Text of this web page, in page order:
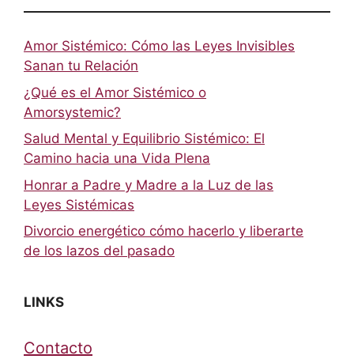
Amor Sistémico: Cómo las Leyes Invisibles
Sanan tu Relación
¿Qué es el Amor Sistémico o
Amorsystemic?
Salud Mental y Equilibrio Sistémico: El
Camino hacia una Vida Plena
Honrar a Padre y Madre a la Luz de las
Leyes Sistémicas
Divorcio energético cómo hacerlo y liberarte
de los lazos del pasado
LINKS
Contacto